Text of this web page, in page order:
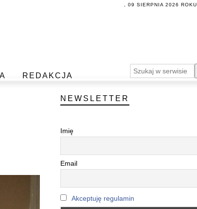
, 09 SIERPNIA 2026 ROKU.
REDAKCJA
NEWSLETTER
Imię
Email
Akceptuję regulamin